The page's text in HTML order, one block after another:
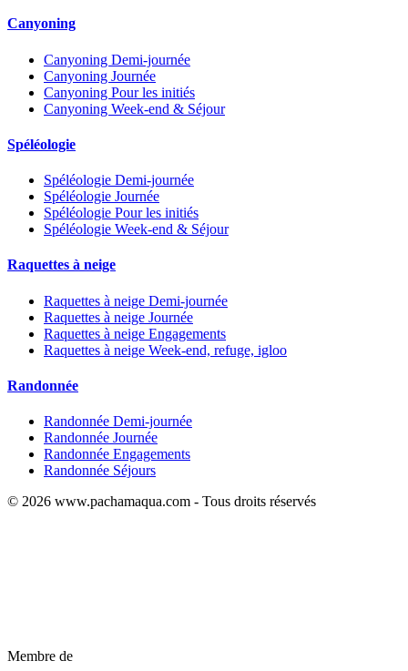
Canyoning
Canyoning Demi-journée
Canyoning Journée
Canyoning Pour les initiés
Canyoning Week-end & Séjour
Spéléologie
Spéléologie Demi-journée
Spéléologie Journée
Spéléologie Pour les initiés
Spéléologie Week-end & Séjour
Raquettes à neige
Raquettes à neige Demi-journée
Raquettes à neige Journée
Raquettes à neige Engagements
Raquettes à neige Week-end, refuge, igloo
Randonnée
Randonnée Demi-journée
Randonnée Journée
Randonnée Engagements
Randonnée Séjours
© 2026 www.pachamaqua.com - Tous droits réservés
Membre de